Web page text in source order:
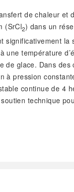
de chaleur et
(SrCl2) dans un
significativement la
une température
de glace. Dans des
à pression
continue de 4
technique